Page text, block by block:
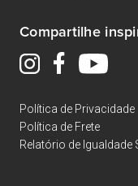
Compartilhe
Política de Privacidade
Política de Frete
Relatório de Igualdade